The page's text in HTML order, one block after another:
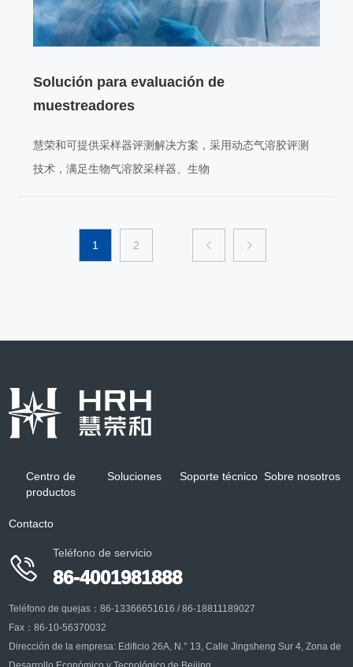
Solución para evaluación de
muestreadores
慧荣和可提供采样器评测解决方案，采用动态气溶胶评测
技术，满足生物气溶胶采样器、生物
1 2
Centro de
productos
Soluciones Soporte técnico Sobre nosotros
Contacto

Teléfono de servicio
86-4001981888
Teléfono de quejas：86-13366651616 / 86-18811189027
Fax：86-10-56370032
Dirección de la empresa: Edificio 26A, N.° 13, Calle Jingsheng Sur 4, Zona de